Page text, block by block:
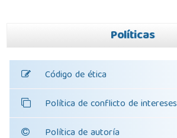
Políticas
Código de ética
Política de conflicto de intereses
Política de autoría